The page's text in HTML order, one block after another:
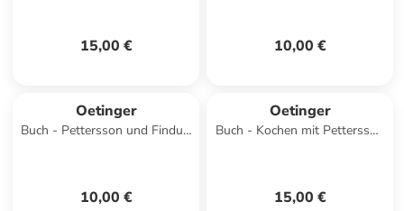
15,00 € 10,00 €
Oetinger
Buch - Pettersson und Findus.
10,00 €
Oetinger
Buch - Kochen mit Pettersson
15,00 €